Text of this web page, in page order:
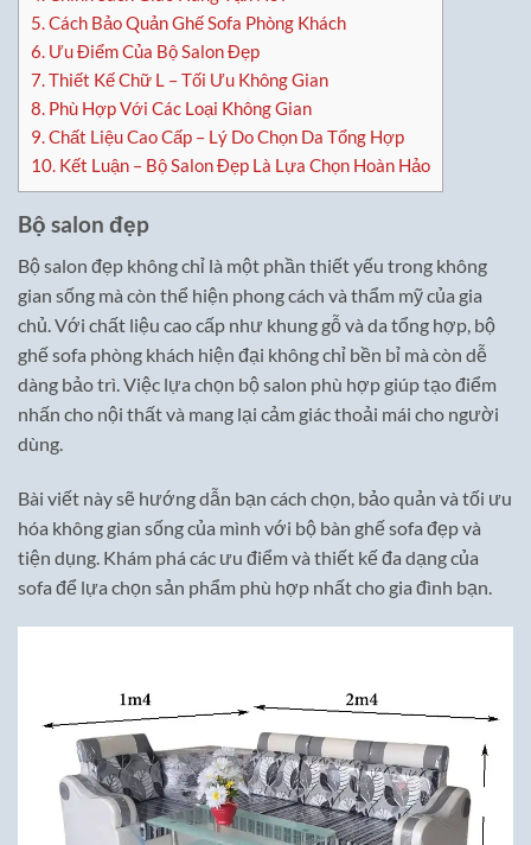
5.Cách Bảo Quản Ghế Sofa Phòng Khách
6. Ưu Điểm Của Bộ Salon Đẹp
7.Thiết Kế Chữ L – Tối Ưu Không Gian
8. Phù Hợp Với Các Loại Không Gian
9.Chất Liệu Cao Cấp – Lý Do Chọn Da Tổng Hợp
10. Kết Luận – Bộ Salon Đẹp Là Lựa Chọn Hoàn Hảo
Bộ salon đẹp
Bộ salon đẹp không chỉ là một phần thiết yếu trong không
gian sống mà còn thể hiện phong cách và thẩm mỹ của gia
chủ. Với chất liệu cao cấp như khung gỗ và da tổng hợp, bộ
ghế sofa phòng khách hiện đại không chỉ bền bỉ mà còn dễ
dàng bảo trì. Việc lựa chọn bộ salon phù hợp giúp tạo điểm
nhấn cho nội thất và mang lại cảm giác thoải mái cho người
dùng.
Bài viết này sẽ hướng dẫn bạn cách chọn, bảo quản và tối ưu
hóa không gian sống của mình với bộ bàn ghế sofa đẹp và
tiện dụng. Khám phá các ưu điểm và thiết kế đa dạng của
sofa để lựa chọn sản phẩm phù hợp nhất cho gia đình bạn.